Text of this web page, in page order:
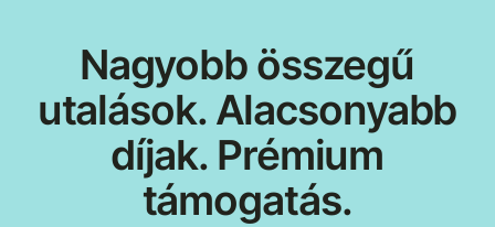
Nagyobb összegű
utalások. Alacsonyabb
díjak. Prémium
támogatás.